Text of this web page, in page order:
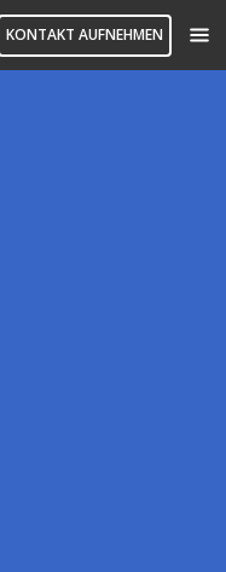
KONTAKT AUFNEHMEN